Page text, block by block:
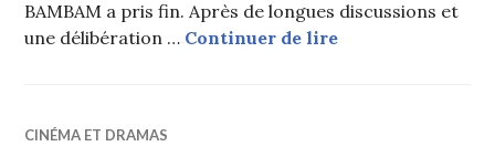
BAMBAM a pris fin. Après de longues discussions et
une délibération … Continuer de lireBAMBAM
CINÉMA ET DRAMAS